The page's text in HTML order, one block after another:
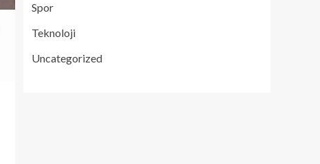
Spor
Teknoloji
Uncategorized